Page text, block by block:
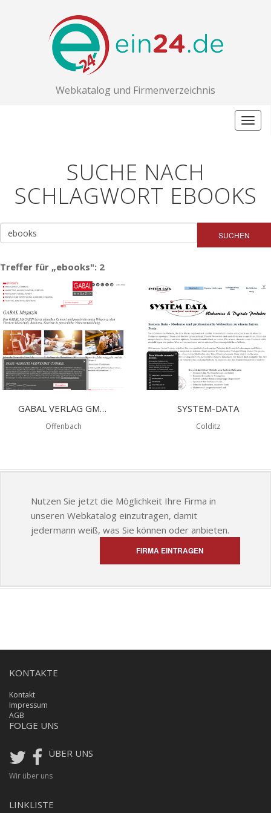
Webkatalog und Firmenverzeichnis
SUCHE NACH
SCHLAGWORT EBOOKS
SUCHEN
Treffer für „ebooks": 2
GABAL VERLAG GMBH
Offenbach
SYSTEM-DATA
Colditz
Nutzen Sie jetzt die Möglichkeit Ihre Firma in
unseren Webkatalog einzutragen, damit
jedermann weiß, was Sie können oder anbieten.
FIRMA EINTRAGEN
KONTAKTE
Kontakt
Impressum
AGB
FOLGE UNS
ÜBER UNS
Wir über uns
LINKLISTE